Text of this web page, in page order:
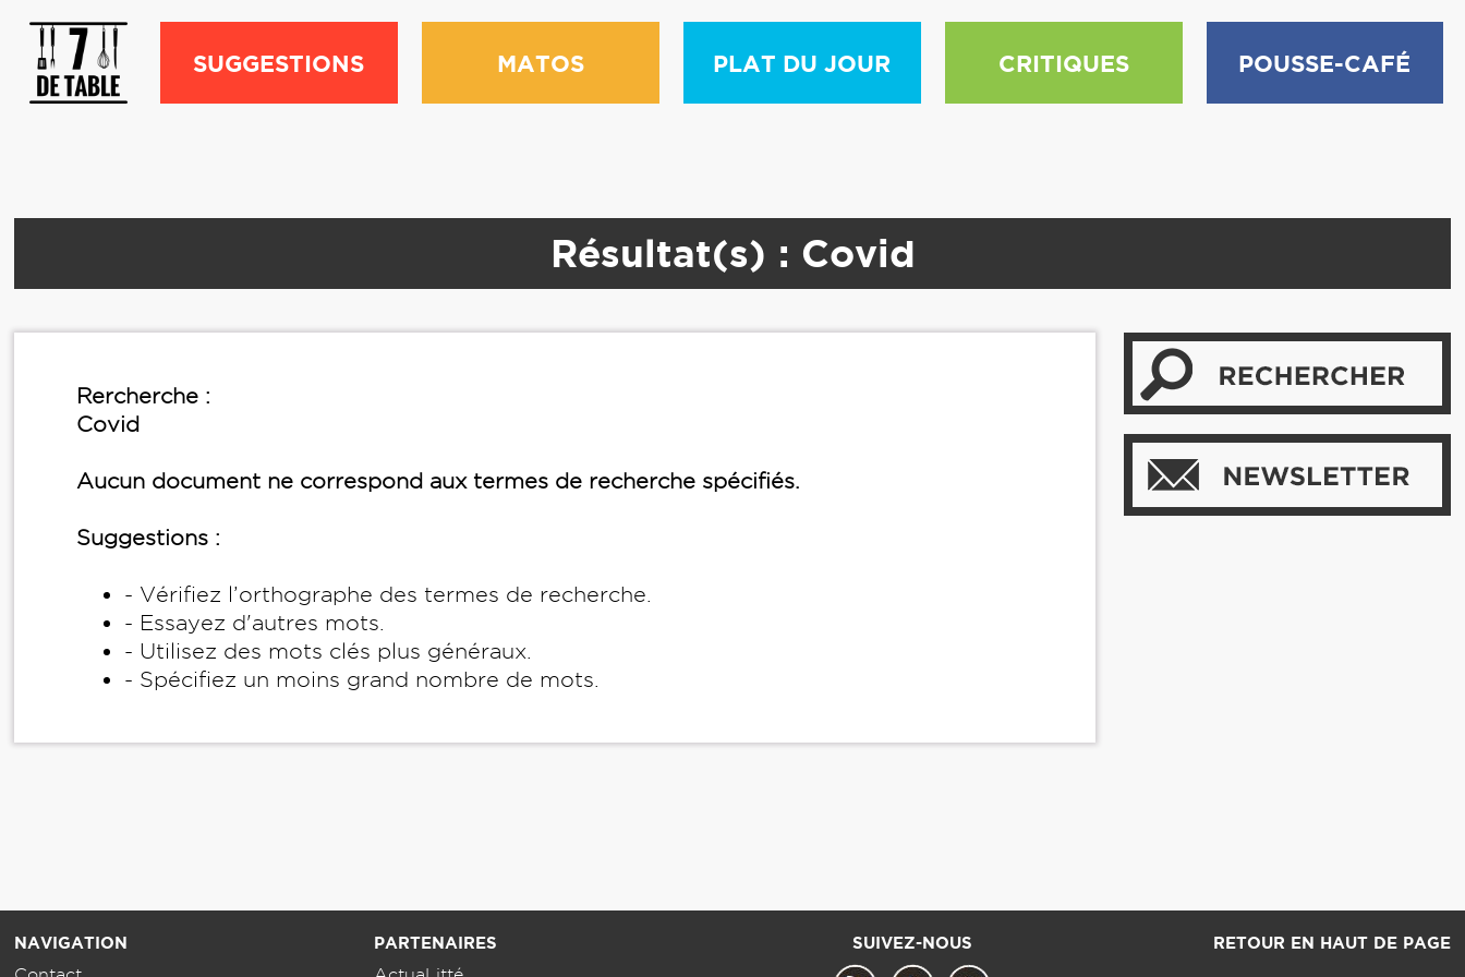
SUGGESTIONS MATOS PLAT DU JOUR CRITIQUES POUSSE-CAFÉ
Résultat(s) : Covid
Rercherche :
Covid
Aucun document ne correspond aux termes de recherche spécifiés.
Suggestions :
- Vérifiez l’orthographe des termes de recherche.
- Essayez d'autres mots.
- Utilisez des mots clés plus généraux.
- Spécifiez un moins grand nombre de mots.
NAVIGATION
PARTENAIRES
SUIVEZ-NOUS RETOUR EN HAUT DE PAGE